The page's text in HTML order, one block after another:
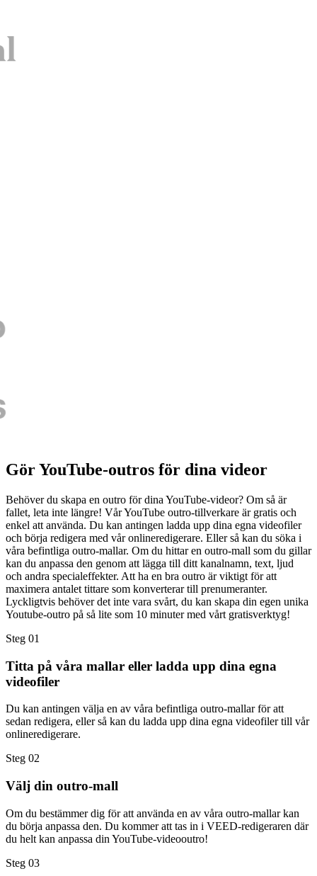
Gör YouTube-outros för dina videor
Behöver du skapa en outro för dina YouTube-videor? Om så är
fallet, leta inte längre! Vår YouTube outro-tillverkare är gratis och
enkel att använda. Du kan antingen ladda upp dina egna videofiler
och börja redigera med vår onlineredigerare. Eller så kan du söka i
våra befintliga outro-mallar. Om du hittar en outro-mall som du gillar
kan du anpassa den genom att lägga till ditt kanalnamn, text, ljud
och andra specialeffekter. Att ha en bra outro är viktigt för att
maximera antalet tittare som konverterar till prenumeranter.
Lyckligtvis behöver det inte vara svårt, du kan skapa din egen unika
Youtube-outro på så lite som 10 minuter med vårt gratisverktyg!
Steg 01
Titta på våra mallar eller ladda upp dina egna
videofiler
Du kan antingen välja en av våra befintliga outro-mallar för att
sedan redigera, eller så kan du ladda upp dina egna videofiler till vår
onlineredigerare.
Steg 02
Välj din outro-mall
Om du bestämmer dig för att använda en av våra outro-mallar kan
du börja anpassa den. Du kommer att tas in i VEED-redigeraren där
du helt kan anpassa din YouTube-videooutro!
Steg 03